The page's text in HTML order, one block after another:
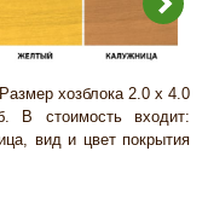
хозблока 2.0 х 4.0
В стоимость входит:
вид и цвет покрытия